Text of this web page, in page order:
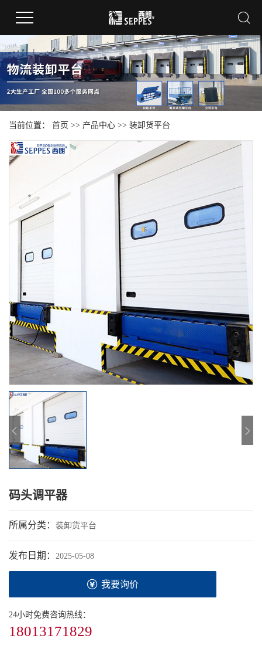
当前位置： 首页 >> 产品中心 >> 装卸货平台
码头调平器
所属分类： 装卸货平台
发布日期： 2025-05-08
我要询价
24小时免费咨询热线：
18013171829